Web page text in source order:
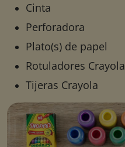
Cinta
Perforadora
Plato(s) de papel
Rotuladores Crayola
Tijeras Crayola